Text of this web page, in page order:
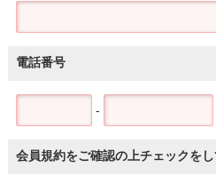
電話番号
-
会員規約をご確認の上チェックを